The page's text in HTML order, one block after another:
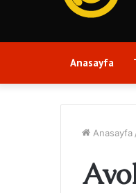
Anasayfa
Anasayfa